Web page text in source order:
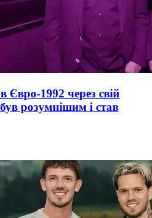
1992 через свій
розумнішим і став